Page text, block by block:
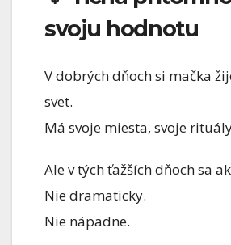
svoju hodnotu
V dobrých dňoch si mačka
svet.
Má svoje miesta, svoje
Ale v tých ťažších dňoch sa
Nie dramaticky.
Nie nápadne.